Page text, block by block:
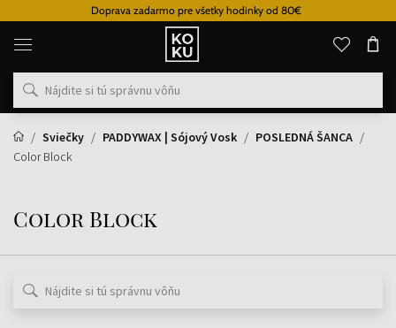
Doprava zadarmo pre všetky hodinky od 80€
Originálne
parfémy
hodinky
na
mieste
Sviečky
PADDYWAX | Sójový Vosk
POSLEDNÁ ŠANCA
Color Block
Color Block